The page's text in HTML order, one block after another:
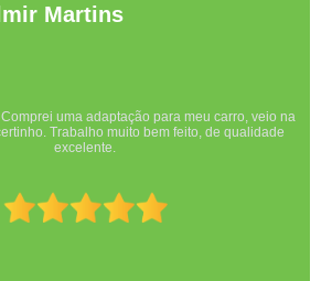
Martins
uma adaptação para meu carro, veio na
Trabalho muito bem feito, de qualidade
excelente.